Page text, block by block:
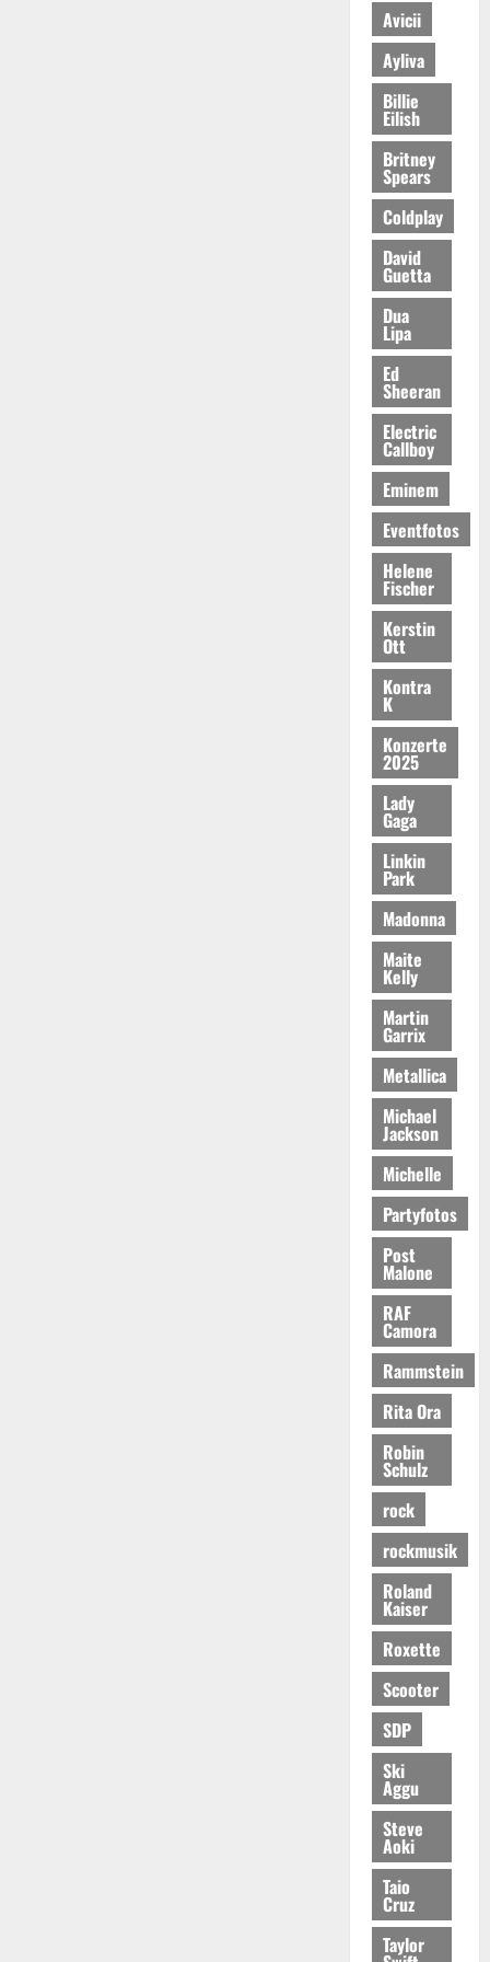
Avicii
Ayliva
Billie
Eilish
Britney
Spears
Coldplay
David
Guetta
Dua
Lipa
Ed
Sheeran
Electric
Callboy
Eminem
Eventfotos
Helene
Fischer
Kerstin
Ott
Kontra
K
Konzerte
2025
Lady
Gaga
Linkin
Park
Madonna
Maite
Kelly
Martin
Garrix
Metallica
Michael
Jackson
Michelle
Partyfotos
Post
Malone
RAF
Camora
Rammstein
Rita Ora
Robin
Schulz
rock
rockmusik
Roland
Kaiser
Roxette
Scooter
SDP
Ski
Aggu
Steve
Aoki
Taio
Cruz
Taylor